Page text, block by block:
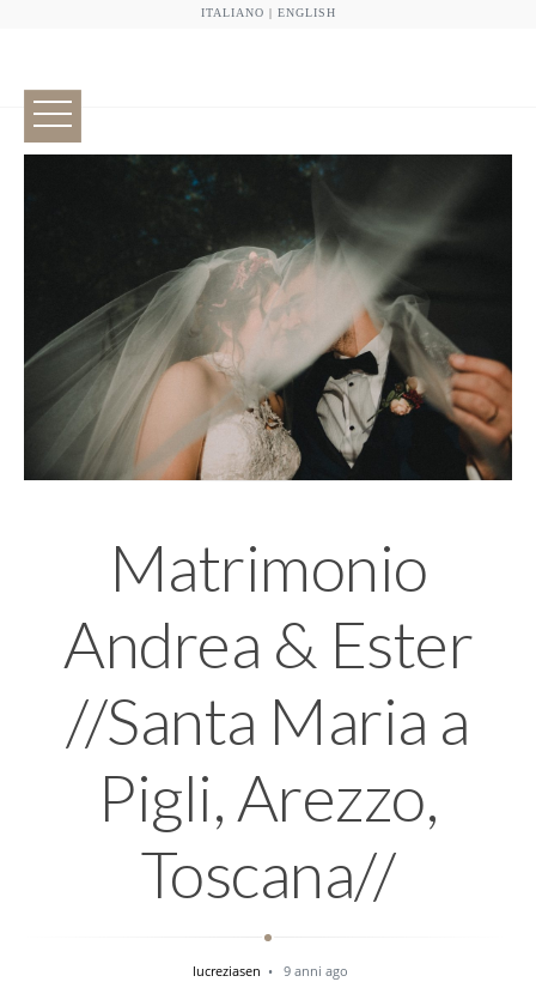
ITALIANO | ENGLISH
Matrimonio
Andrea & Ester
//Santa Maria a
Pigli, Arezzo,
Toscana//
lucreziasen 9 anni ago